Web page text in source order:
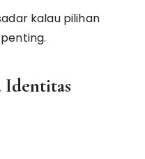
kalau pilihan
Identitas